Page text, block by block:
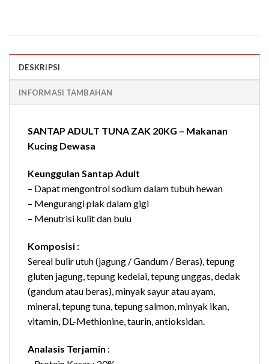
DESKRIPSI
INFORMASI TAMBAHAN
SANTAP ADULT TUNA ZAK 20KG – Makanan
Kucing Dewasa
Keunggulan Santap Adult
– Dapat mengontrol sodium dalam tubuh hewan
– Mengurangi plak dalam gigi
– Menutrisi kulit dan bulu
Komposisi :
Sereal bulir utuh (jagung / Gandum / Beras), tepung
gluten jagung, tepung kedelai, tepung unggas, dedak
(gandum atau beras), minyak sayur atau ayam,
mineral, tepung tuna, tepung salmon, minyak ikan,
vitamin, DL-Methionine, taurin, antioksidan.
Analasis Terjamin :